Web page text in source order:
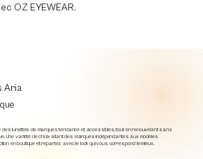
OZ EYEWEAR.
Aria
des lunettes de marques tendance et accessibles, tout en renouvelant sans
Une variété de choix allant des marques indépendantes aux modèles
en boutique et repartez avec le look qui vous correspond le mieux.